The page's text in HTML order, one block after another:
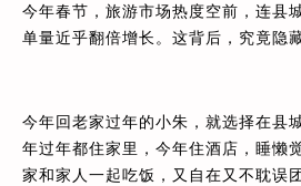
今年春节，旅游市场热度空前，连县
单量近乎翻倍增长。这背后，究竟隐
今年回老家过年的小朱，就选择在县
年过年都住家里，今年住酒店，睡懒
家和家人一起吃饭，又自在又不耽误